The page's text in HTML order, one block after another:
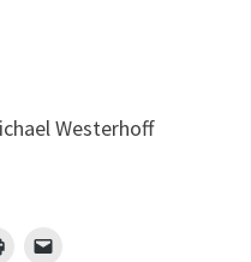
Westerhoff